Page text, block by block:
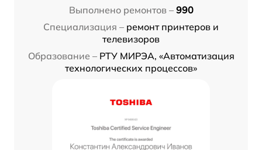
Выполнено ремонтов – 990
Специализация – ремонт принтеров и
телевизоров
Образование – РТУ МИРЭА, «Автоматизация
технологических процессов»